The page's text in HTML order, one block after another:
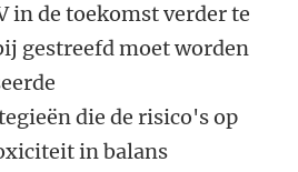
in de toekomst verder te
gestreefd moet worden
die de risico's op
in balans